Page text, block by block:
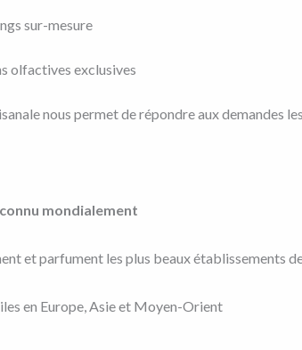
sur-mesure
olfactives exclusives
nous permet de répondre aux demandes
mondialement
et parfument les plus beaux établissements
en Europe, Asie et Moyen-Orient